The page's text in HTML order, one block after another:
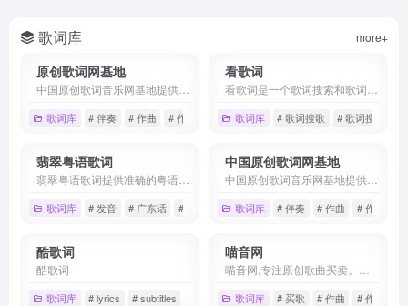
歌词库 more+
原创歌词网基地
歌词库 # 伴奏 # 作曲 # 作词
看歌词
歌词库 # 歌词搜歌 # 歌词搜歌名
翡翠粤语歌词
歌词库 # 发音 # 广东话 # 拼音
中国原创歌词网基地
歌词库 # 伴奏 # 作曲 # 作词
酷歌词
酷歌词
歌词库 # lyrics # subtitles
喵音网
歌词库 # 买歌 # 作曲 # 作词